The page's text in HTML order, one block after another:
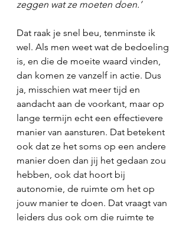
zeggen wat ze moeten doen.’
Dat raak je snel beu, tenminste ik
wel. Als men weet wat de bedoeling
is, en die de moeite waard vinden,
dan komen ze vanzelf in actie. Dus
ja, misschien wat meer tijd en
aandacht aan de voorkant, maar op
lange termijn echt een effectievere
manier van aansturen. Dat betekent
ook dat ze het soms op een andere
manier doen dan jij het gedaan zou
hebben, ook dat hoort bij
autonomie, de ruimte om het op
jouw manier te doen. Dat vraagt van
leiders dus ook om die ruimte te